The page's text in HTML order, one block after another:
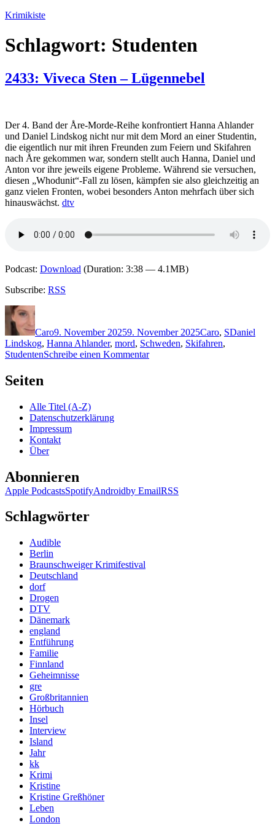
Zum
springen
Krimikiste
Schlagwort: Studenten
2433: Viveca Sten – Lügennebel
Der 4. Band der Åre-Morde-Reihe konfrontiert Hanna Ahlander
und Daniel Lindskog nicht nur mit dem Mord an einer Studentin,
die eigentlich nur mit ihren Freunden zum Feiern und Skifahren
nach Åre gekommen war, sondern stellt auch Hanna, Daniel und
Anton vor ihre jeweils eigene Probleme. Während sie versuchen,
diesen „Whodunit“-Fall zu lösen, kämpfen sie also gleichzeitig an
ganz vielen Fronten, wobei besonders Anton mehrfach über sich
hinauswächst. dtv
Podcast: Download (Duration: 3:38 — 4.1MB)
Subscribe: RSS
Autor
Caro9. November 20259. November 2025Caro, SDaniel
Lindskog, Hanna Ahlander, mord, Schweden, Skifahren,
StudentenSchreibe einen Kommentarzu
Seiten
Alle Titel (A-Z)
Datenschutzerklärung
Impressum
Kontakt
Über
Abonnieren
Apple PodcastsSpotifyAndroidby EmailRSS
Schlagwörter
Audible
Berlin
Braunschweiger Krimifestival
Deutschland
dorf
Drogen
DTV
Dänemark
england
Entführung
Familie
Finnland
Geheimnisse
gre
Großbritannien
Hörbuch
Insel
Interview
Island
Jahr
kk
Krimi
Kristine
Kristine Greßhöner
Leben
London